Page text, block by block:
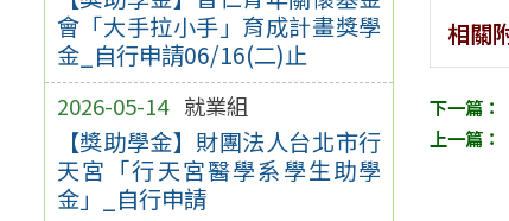
會「大手拉小手」育成計畫獎學
金_自行申請06/16(二)止
2026-05-14 就業組
【獎助學金】財團法人台北市行
天宮「行天宮醫學系學生助學
金」_自行申請
相關